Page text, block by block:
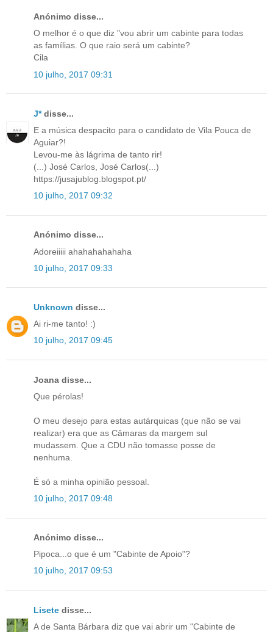
Anónimo disse...
O melhor é o que diz "vou abrir um cabinte para todas
as famílias. O que raio será um cabinte?
Cila
10 julho, 2017 09:31
J*disse...
E a música despacito para o candidato de Vila Pouca de
Aguiar?!
Levou-me às lágrima de tanto rir!
(...) José Carlos, José Carlos(...)
https://jusajublog.blogspot.pt/
10 julho, 2017 09:32
Anónimo disse...
Adoreiiiii ahahahahahaha
10 julho, 2017 09:33
Unknown disse...
Ai ri-me tanto! :)
10 julho, 2017 09:45
Joana disse...
Que pérolas!
O meu desejo para estas autárquicas (que não se vai
realizar) era que as Câmaras da margem sul
mudassem. Que a CDU não tomasse posse de
nenhuma.
É só a minha opinião pessoal.
10 julho, 2017 09:48
Anónimo disse...
Pipoca...o que é um "Cabinte de Apoio"?
10 julho, 2017 09:53
Lisete disse...
A de Santa Bárbara diz que vai abrir um "Cabinte de